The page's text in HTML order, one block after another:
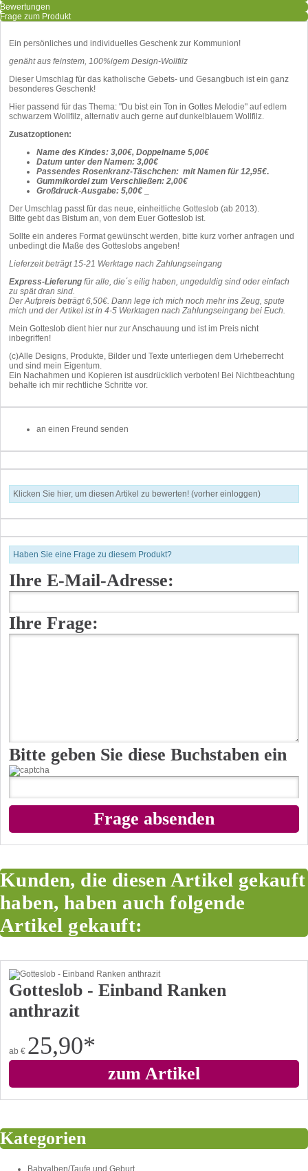
Bewertungen
Frage zum Produkt
Ein persönliches und individuelles Geschenk zur Kommunion!
genäht aus feinstem, 100%igem Design-Wollfilz
Dieser Umschlag für das katholische Gebets- und Gesangbuch ist ein ganz
besonderes Geschenk!
Hier passend für das Thema: "Du bist ein Ton in Gottes Melodie" auf edlem
schwarzem Wollfilz, alternativ auch gerne auf dunkelblauem Wollfilz.
Zusatzoptionen:
Name des Kindes: 3,00€, Doppelname 5,00€
Datum unter den Namen: 3,00€
Passendes Rosenkranz-Täschchen: mit Namen für 12,95€.
Gummikordel zum Verschließen: 2,00€
Großdruck-Ausgabe: 5,00€
Der Umschlag passt für das neue, einheitliche Gotteslob (ab 2013).
Bitte gebt das Bistum an, von dem Euer Gotteslob ist.
Sollte ein anderes Format gewünscht werden, bitte kurz vorher anfragen und
unbedingt die Maße des Gotteslobs angeben!
Lieferzeit beträgt 15-21 Werktage nach Zahlungseingang
Express-Lieferung für alle, die´s eilig haben, ungeduldig sind oder einfach
zu spät dran sind.
Der Aufpreis beträgt 6,50€. Dann lege ich mich noch mehr ins Zeug, spute
mich und der Artikel ist in 4-5 Werktagen nach Zahlungseingang bei Euch.
Mein Gotteslob dient hier nur zur Anschauung und ist im Preis nicht
inbegriffen!
(c)Alle Designs, Produkte, Bilder und Texte unterliegen dem Urheberrecht
und sind mein Eigentum.
Ein Nachahmen und Kopieren ist ausdrücklich verboten! Bei Nichtbeachtung
behalte ich mir rechtliche Schritte vor.
an einen Freund senden
Klicken Sie hier, um diesen Artikel zu bewerten! (vorher einloggen)
Haben Sie eine Frage zu diesem Produkt?
Ihre E-Mail-Adresse:
Ihre Frage:
Bitte geben Sie diese Buchstaben ein
Kunden, die diesen Artikel gekauft
haben, haben auch folgende
Artikel gekauft:
Gotteslob - Einband Ranken
anthrazit
ab € 25,90*
zum Artikel
Kategorien
Babyalben/Taufe und Geburt